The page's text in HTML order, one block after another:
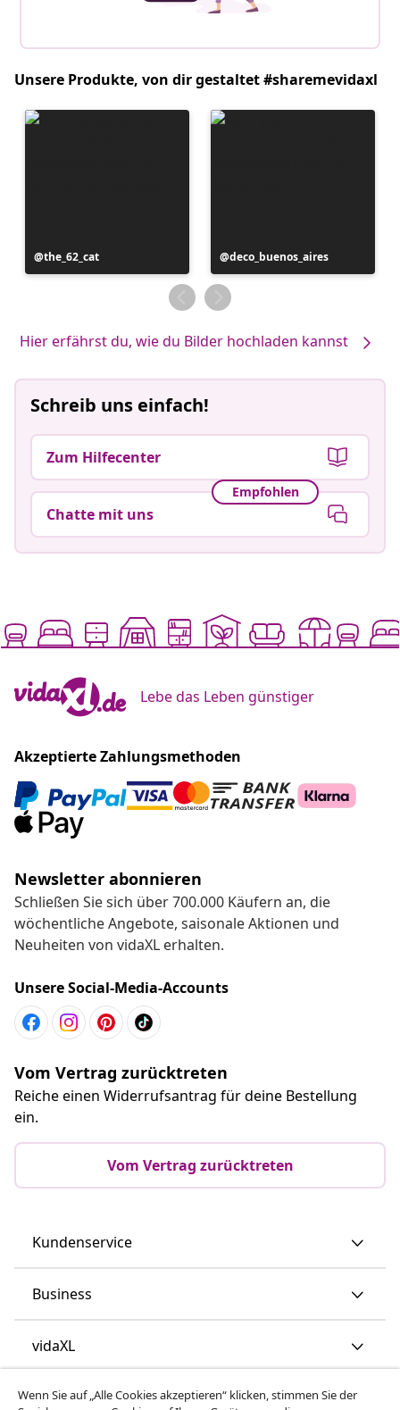
Unsere Produkte, von dir gestaltet #sharemevidaxl
Beitrag
veröffentlicht
the_62_cat
Beitrag
veröffentlicht
von
deco_buenos_aires
Hier erfährst du, wie du Bilder hochladen kannst
Schreib uns einfach!
Zum Hilfecenter
Empfohlen
Chatte mit uns
Lebe das Leben günstiger
Akzeptierte Zahlungsmethoden
Newsletter abonnieren
Schließen Sie sich über 700.000 Käufern an, die
wöchentliche Angebote, saisonale Aktionen und
Neuheiten von vidaXL erhalten.
Unsere Social-Media-Accounts
Vom Vertrag zurücktreten
Reiche einen Widerrufsantrag für deine Bestellung
ein.
Vom Vertrag zurücktreten
Kundenservice
Business
vidaXL
Mehr entdecken
Wenn Sie auf „Alle Cookies akzeptieren“ klicken, stimmen Sie der